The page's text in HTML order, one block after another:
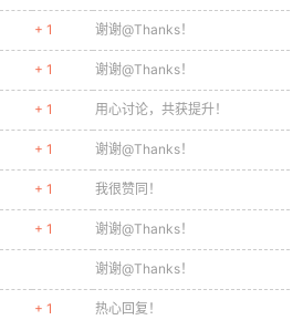
+ 1 谢谢@Thanks！
+ 1 谢谢@Thanks！
+ 1 用心讨论，共获提升！
+ 1 谢谢@Thanks！
+ 1 我很赞同！
+ 1 谢谢@Thanks！
谢谢@Thanks！
+ 1 热心回复！